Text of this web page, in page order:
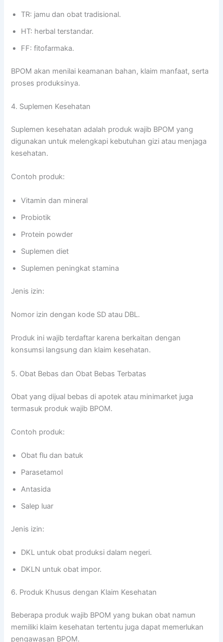
TR: jamu dan obat tradisional.
HT: herbal terstandar.
FF: fitofarmaka.
BPOM akan menilai keamanan bahan, klaim manfaat, serta
proses produksinya.
4. Suplemen Kesehatan
Suplemen kesehatan adalah produk wajib BPOM yang
digunakan untuk melengkapi kebutuhan gizi atau menjaga
kesehatan.
Contoh produk:
Vitamin dan mineral
Probiotik
Protein powder
Suplemen diet
Suplemen peningkat stamina
Jenis izin:
Nomor izin dengan kode SD atau DBL.
Produk ini wajib terdaftar karena berkaitan dengan
konsumsi langsung dan klaim kesehatan.
5. Obat Bebas dan Obat Bebas Terbatas
Obat yang dijual bebas di apotek atau minimarket juga
termasuk produk wajib BPOM.
Contoh produk:
Obat flu dan batuk
Parasetamol
Antasida
Salep luar
Jenis izin:
DKL untuk obat produksi dalam negeri.
DKLN untuk obat impor.
6. Produk Khusus dengan Klaim Kesehatan
Beberapa produk wajib BPOM yang bukan obat namun
memiliki klaim kesehatan tertentu juga dapat memerlukan
pengawasan BPOM.